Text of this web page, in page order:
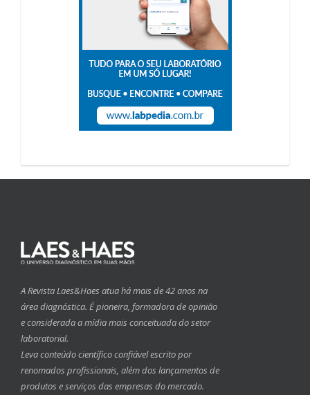
A Revista Laes&Haes atua há mais de 42 anos na
área diagnóstica. É pioneira, formadora de opinião
e considerada a mídia mais conceituada do setor
laboratorial.
Leva conteúdo científico confiável escrito por
renomados profissionais, além dos lançamentos de
produtos e serviços das empresas do mercado.